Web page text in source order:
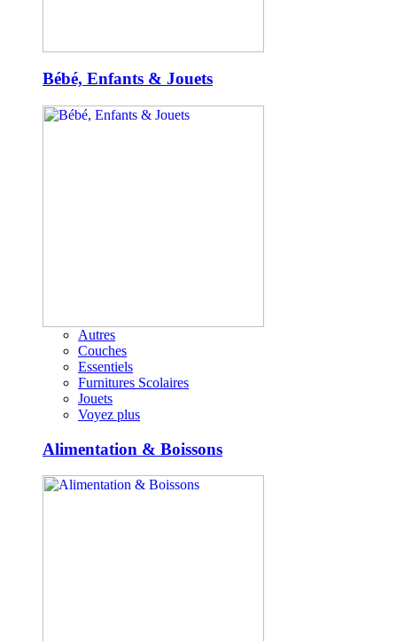
Bébé, Enfants & Jouets
Autres
Couches
Essentiels
Furnitures Scolaires
Jouets
Voyez plus
Alimentation & Boissons